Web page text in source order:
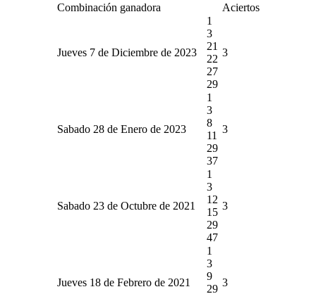
Combinación ganadora Aciertos
Jueves 7 de Diciembre de 2023
1
3
21
22
27
29
3
Sabado 28 de Enero de 2023
1
3
8
11
29
37
3
Sabado 23 de Octubre de 2021
1
3
12
15
29
47
3
Jueves 18 de Febrero de 2021
1
3
9
29
3